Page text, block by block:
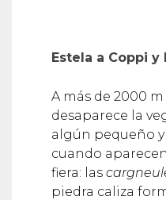
Estela a Coppi
A más de 2000
desaparece la
algún pequeño
cuando
fiera: las
piedra caliza